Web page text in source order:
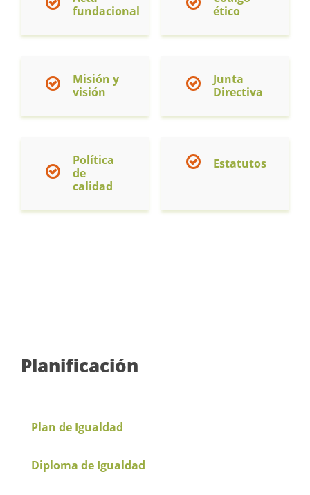
fundacional
ético
Misión y
visión
Junta
Directiva
Política
de
calidad
Estatutos
Planificación
Plan de Igualdad
Diploma de Igualdad